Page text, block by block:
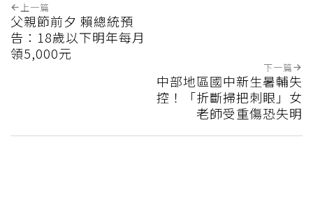
上一篇
父親節前夕 賴總統預
告：18歲以下明年每月
領5,000元
下一篇
中部地區國中新生暑輔失
控！「折斷掃把刺眼」女
老師受重傷恐失明